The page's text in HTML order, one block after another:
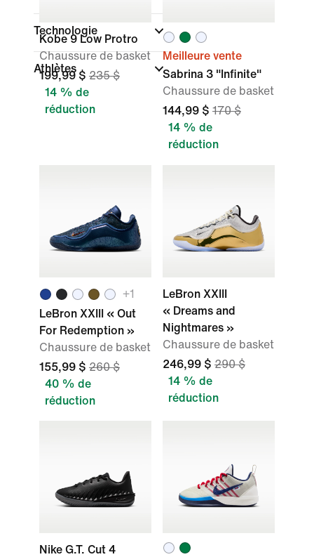
Technologie
Athlètes
Kobe 9 Low Protro
Chaussure de basket
199,99 $ 235 $
14 % de
réduction
Meilleure vente
Sabrina 3 "Infinite"
Chaussure de basket
144,99 $ 170 $
14 % de
réduction
+1
LeBron XXIII « Out
For Redemption »
Chaussure de basket
155,99 $ 260 $
40 % de
réduction
LeBron XXIII
« Dreams and
Nightmares »
Chaussure de basket
246,99 $ 290 $
14 % de
réduction
Nike G.T. Cut 4